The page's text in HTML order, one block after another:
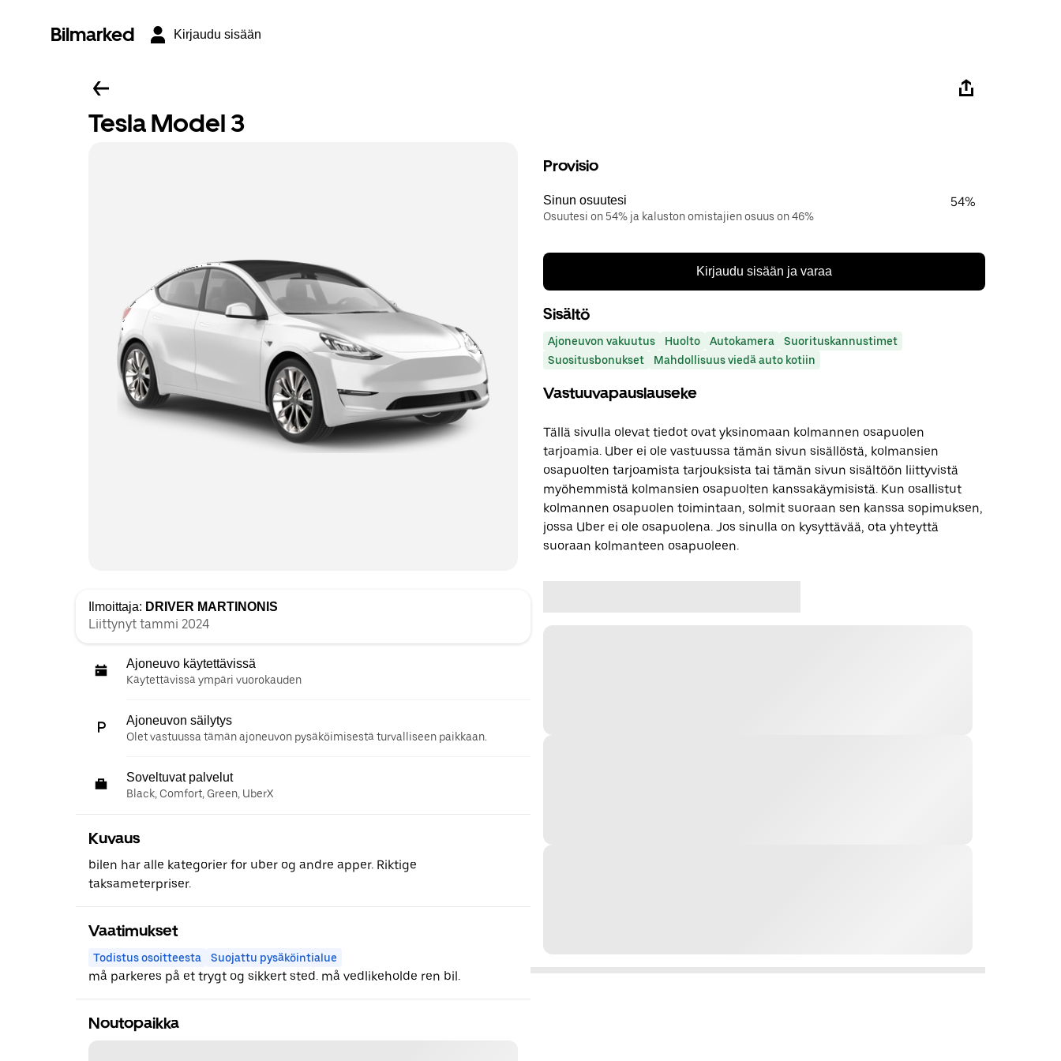
Bilmarked Kirjaudu sisään
Tesla Model 3
Ilmoittaja: DRIVER MARTINONIS
Liittynyt tammi 2024
Ajoneuvo käytettävissä
Käytettävissä ympäri vuorokauden
Ajoneuvon säilytys
Olet vastuussa tämän ajoneuvon pysäköimisestä turvalliseen paikkaan.
Soveltuvat palvelut
Black, Comfort, Green, UberX
Kuvaus
bilen har alle kategorier for uber og andre apper. Riktige
taksameterpriser.
Vaatimukset
Todistus osoitteesta Suojattu pysäköintialue
må parkeres på et trygt og sikkert sted. må vedlikeholde ren bil.
Noutopaikka
Provisio
Sinun osuutesi
Osuutesi on 54% ja kaluston omistajien osuus on 46%
54%
Kirjaudu sisään ja varaa
Sisältö
Ajoneuvon vakuutus Huolto Autokamera
Suorituskannustimet
Suositusbonukset
Mahdollisuus viedä auto kotiin
Vastuuvapauslauseke
Tällä sivulla olevat tiedot ovat yksinomaan kolmannen osapuolen
tarjoamia. Uber ei ole vastuussa tämän sivun sisällöstä, kolmansien
osapuolten tarjoamista tarjouksista tai tämän sivun sisältöön liittyvistä
myöhemmistä kolmansien osapuolten kanssakäymisistä. Kun osallistut
kolmannen osapuolen toimintaan, solmit suoraan sen kanssa sopimuksen,
jossa Uber ei ole osapuolena. Jos sinulla on kysyttävää, ota yhteyttä
suoraan kolmanteen osapuoleen.